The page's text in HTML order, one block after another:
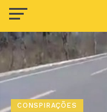
CONSPIRAÇÕES